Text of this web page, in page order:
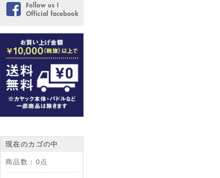
現在のカゴの中
商品数： 0点